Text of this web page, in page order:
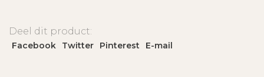
Deel dit product:
Facebook Twitter Pinterest E-mail